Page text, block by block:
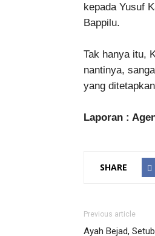
kepada Yusuf
Bappilu.
Tak hanya itu,
nantinya,
yang
Laporan :
SHARE
Previous article
Ayah Bejad,